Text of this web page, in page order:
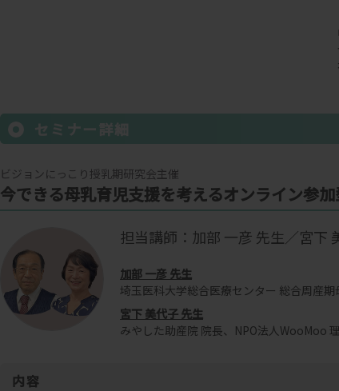
セミナー詳細
ビジョンにっこり授乳期研究会主催
今できる母乳育児支援を考えるオンライン参
担当講師：加部 一彦 先生／宮下
加部 一彦 先生
埼玉医科大学総合医療センター 総合周産
宮下 美代子 先生
みやした助産院 院長、NPO法人WooMoo
内容